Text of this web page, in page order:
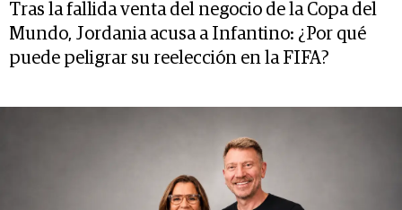
Tras la fallida venta del negocio de la Copa del
Mundo, Jordania acusa a Infantino: ¿Por qué
puede peligrar su reelección en la FIFA?